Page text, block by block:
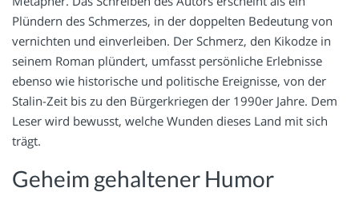
Plündern des Schmerzes, in der doppelten Bedeutung von
vernichten und einverleiben. Der Schmerz, den Kikodze in
seinem Roman plündert, umfasst persönliche Erlebnisse
ebenso wie historische und politische Ereignisse, von der
Stalin-Zeit bis zu den Bürgerkriegen der 1990er Jahre. Dem
Leser wird bewusst, welche Wunden dieses Land mit sich
trägt.
Geheim gehaltener Humor